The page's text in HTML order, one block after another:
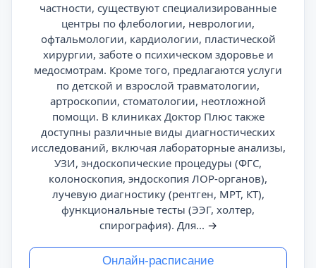
частности, существуют специализированные
центры по флебологии, неврологии,
офтальмологии, кардиологии, пластической
хирургии, заботе о психическом здоровье и
медосмотрам. Кроме того, предлагаются услуги
по детской и взрослой травматологии,
артроскопии, стоматологии, неотложной
помощи. В клиниках Доктор Плюс также
доступны различные виды диагностических
исследований, включая лабораторные анализы,
УЗИ, эндоскопические процедуры (ФГС,
колоноскопия, эндоскопия ЛОР-органов),
лучевую диагностику (рентген, МРТ, КТ),
функциональные тесты (ЭЭГ, холтер,
спирография). Для... →
Онлайн-расписание